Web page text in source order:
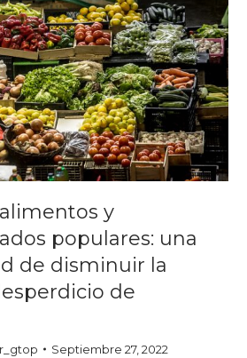
y
populares: una
de disminuir la
de
Septiembre 27, 2022